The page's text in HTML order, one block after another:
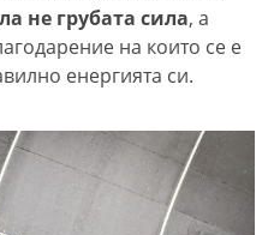
не грубата сила, а
на които се е
енергията си.